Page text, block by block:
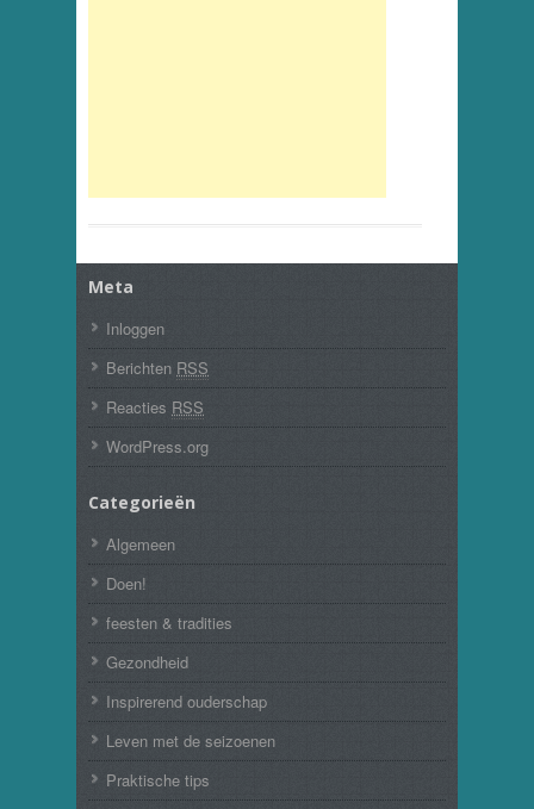
Meta
Inloggen
Berichten RSS
Reacties RSS
WordPress.org
Categorieën
Algemeen
Doen!
feesten & tradities
Gezondheid
Inspirerend ouderschap
Leven met de seizoenen
Praktische tips